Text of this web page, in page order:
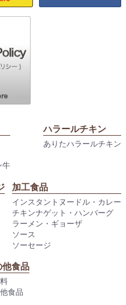
牛
ハラールチキン
ありたハラールチキン
加工食品
インスタントヌードル・カレー
チキンナゲット・ハンバーグ
ラーメン・ギョーザ
ソース
ソーセージ
他食品
食品